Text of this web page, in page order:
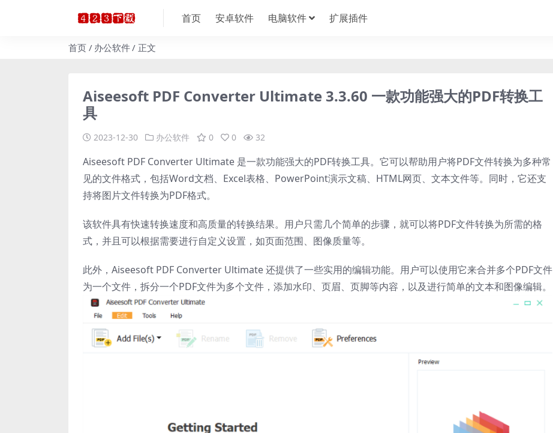
首页 安卓软件 电脑软件 扩展插件
首页 办公软件 正文
Aiseesoft PDF Converter Ultimate 3.3.60 一款功能强大的PDF转换工
具
2023-12-30 办公软件 0 0 32
Aiseesoft PDF Converter Ultimate 是一款功能强大的PDF转换工具。它可以帮助用户将PDF文件转换为多种常
见的文件格式，包括Word文档、Excel表格、PowerPoint演示文稿、HTML网页、文本文件等。同时，它还支
持将图片文件转换为PDF格式。
该软件具有快速转换速度和高质量的转换结果。用户只需几个简单的步骤，就可以将PDF文件转换为所需的格
式，并且可以根据需要进行自定义设置，如页面范围、图像质量等。
此外，Aiseesoft PDF Converter Ultimate 还提供了一些实用的编辑功能。用户可以使用它来合并多个PDF文件
为一个文件，拆分一个PDF文件为多个文件，添加水印、页眉、页脚等内容，以及进行简单的文本和图像编辑。